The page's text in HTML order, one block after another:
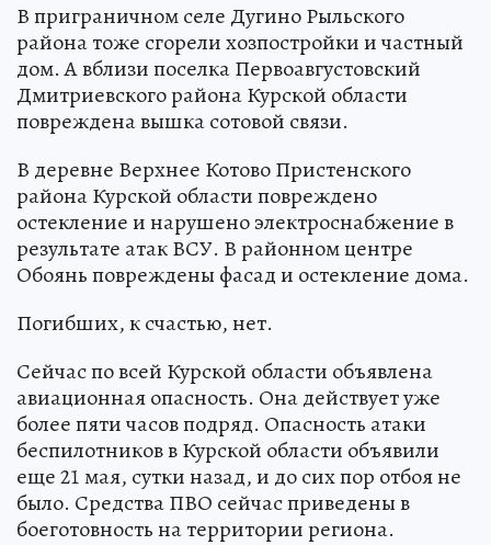
В приграничном селе Дугино Рыльского
района тоже сгорели хозпостройки и частный
дом. А вблизи поселка Первоавгустовский
Дмитриевского района Курской области
повреждена вышка сотовой связи.
В деревне Верхнее Котово Пристенского
района Курской области повреждено
остекление и нарушено электроснабжение в
результате атак ВСУ. В районном центре
Обоянь повреждены фасад и остекление дома.
Погибших, к счастью, нет.
Сейчас по всей Курской области объявлена
авиационная опасность. Она действует уже
более пяти часов подряд. Опасность атаки
беспилотников в Курской области объявили
еще 21 мая, сутки назад, и до сих пор отбоя не
было. Средства ПВО сейчас приведены в
боеготовность на территории региона.